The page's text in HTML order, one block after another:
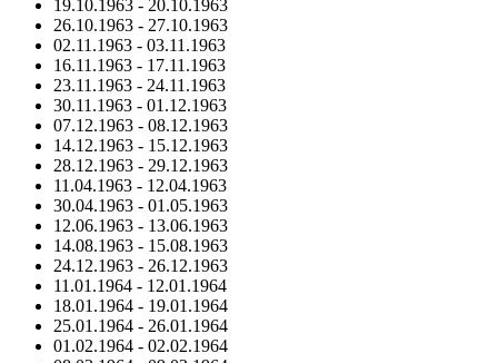
19.10.1963 - 20.10.1963
26.10.1963 - 27.10.1963
02.11.1963 - 03.11.1963
16.11.1963 - 17.11.1963
23.11.1963 - 24.11.1963
30.11.1963 - 01.12.1963
07.12.1963 - 08.12.1963
14.12.1963 - 15.12.1963
28.12.1963 - 29.12.1963
11.04.1963 - 12.04.1963
30.04.1963 - 01.05.1963
12.06.1963 - 13.06.1963
14.08.1963 - 15.08.1963
24.12.1963 - 26.12.1963
11.01.1964 - 12.01.1964
18.01.1964 - 19.01.1964
25.01.1964 - 26.01.1964
01.02.1964 - 02.02.1964